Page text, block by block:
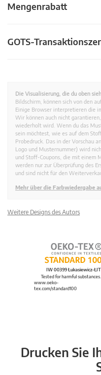
Mengenrabatt
GOTS-
Die Visualisierung, die du oben
Bildschirm, können sich von den
Einige Browser interpretieren die
Wir können auch nicht
wiederholt wird. Wenn du das
sein möchtest, wie es auf dem
Probedruck. Das in der Vorschau
Logo und Musternummer) wird
und Stoff-Coupons, die mit einem
werden nur zur Überprüfung des
und sind nicht für den
Mehr über die Farbwiedergabe
Weitere Designs des Autors
IW 00399 Łukasiewicz-ŁIT
Tested for harmful substances.
www.oeko-
tex.com/standard100
Drucken Sie